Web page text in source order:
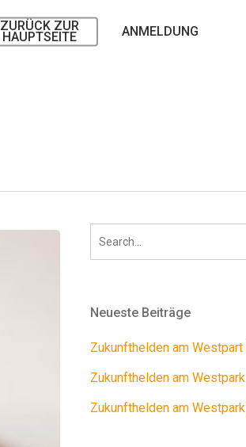
ZURÜCK ZUR
HAUPTSEITE ANMELDUNG
Neueste Beiträge
Zukunfthelden am Westpart
Zukunfthelden am
Zukunfthelden am